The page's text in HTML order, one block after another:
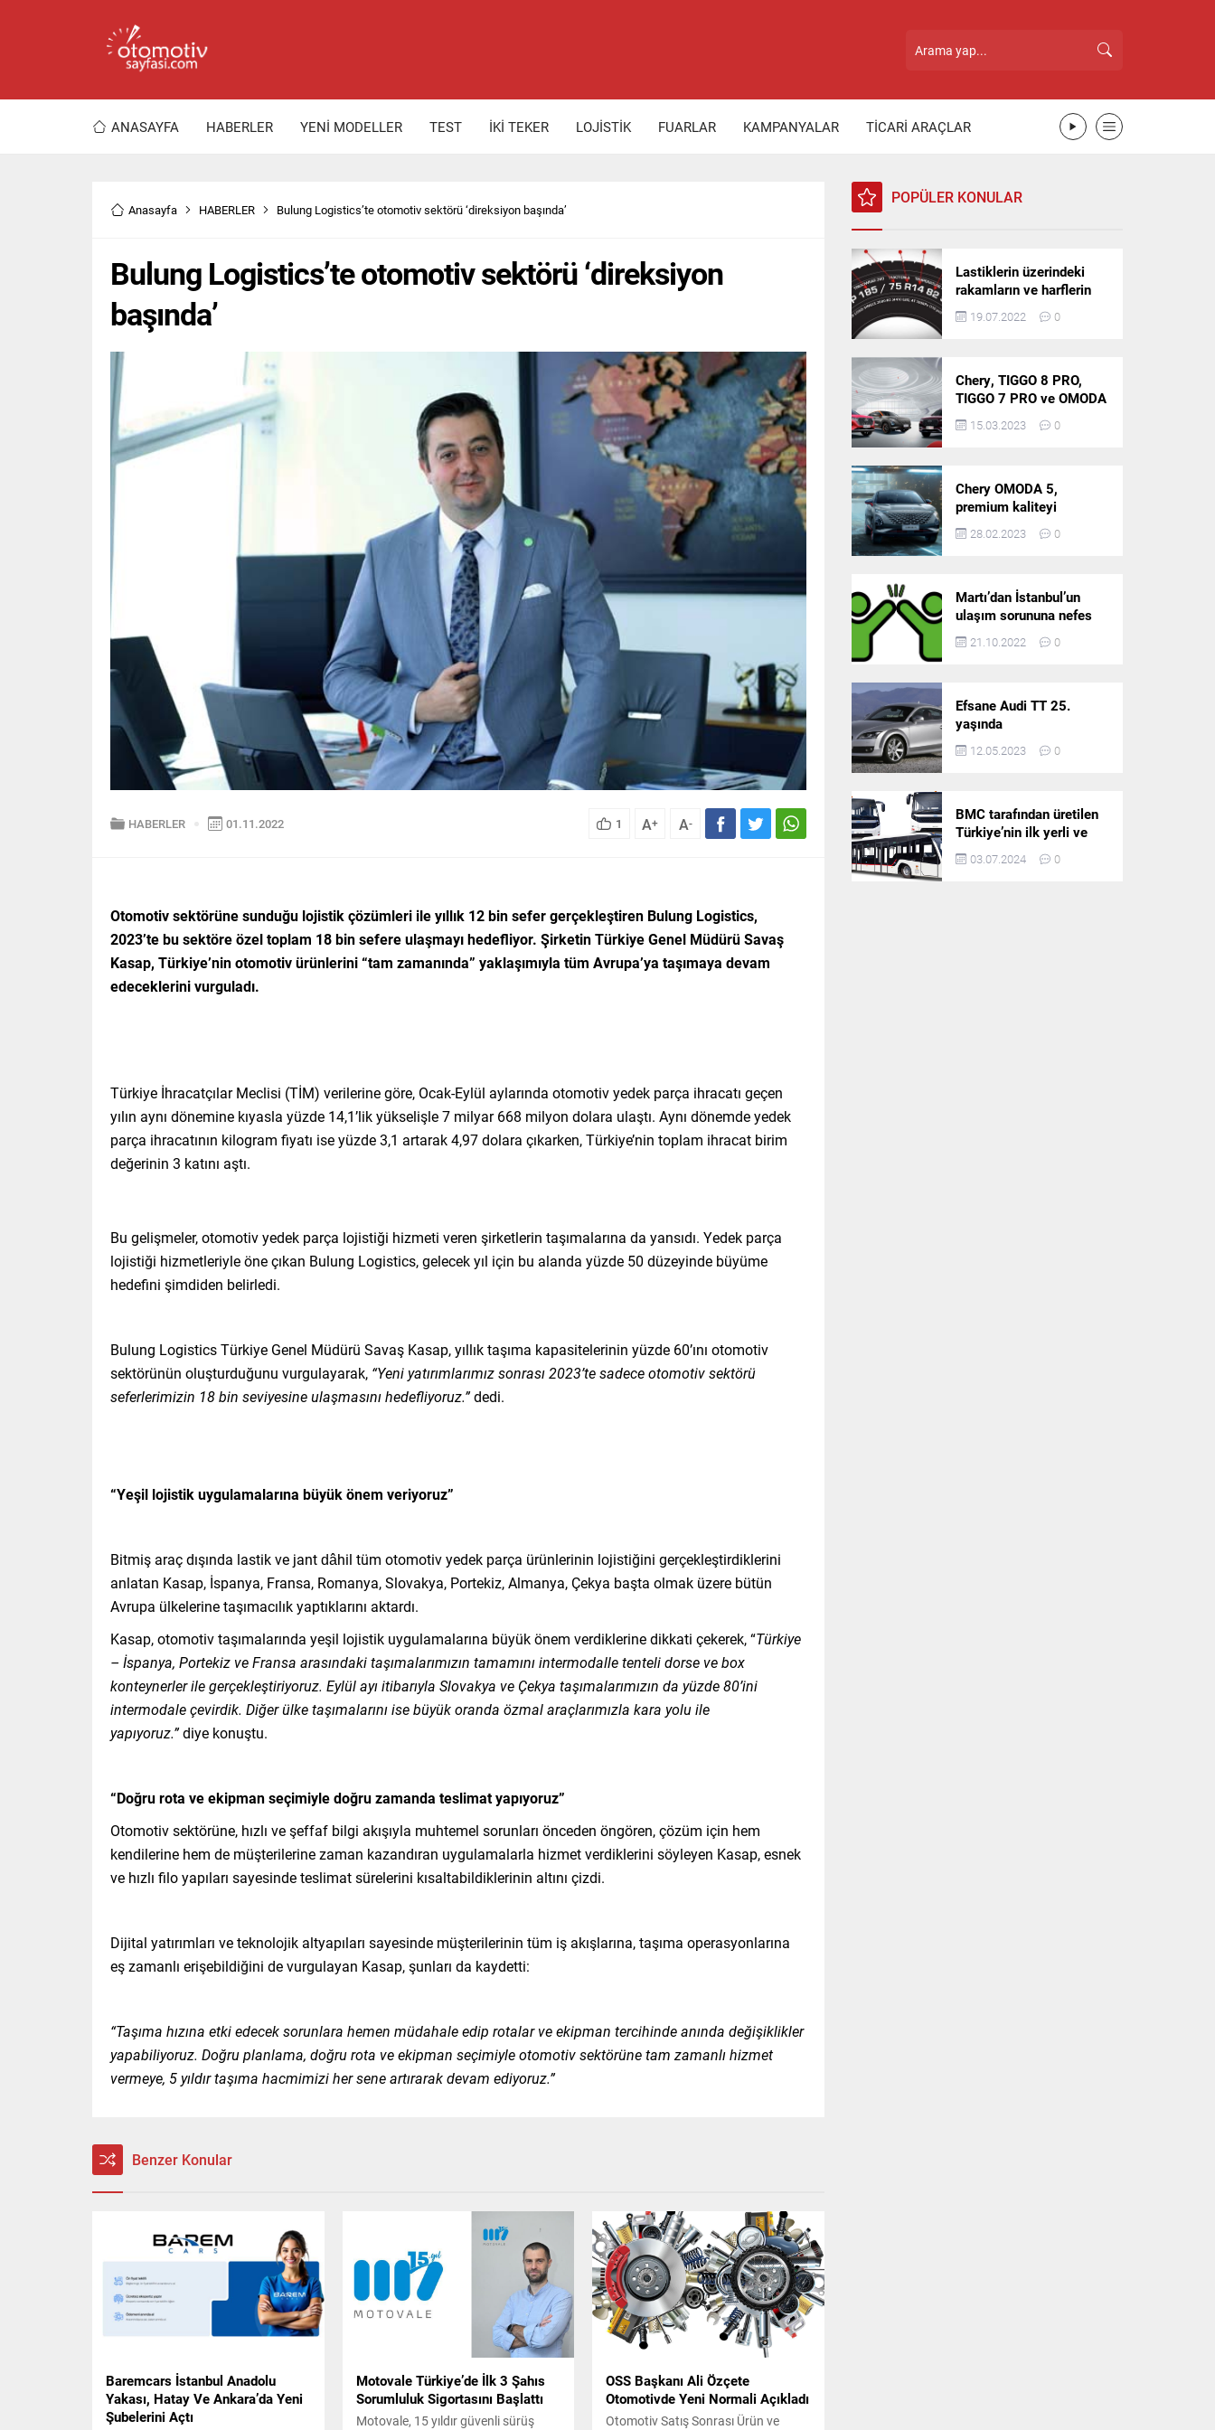
ANASAYFA HABERLER YENİ MODELLER TEST İKİ TEKER LOJİSTİK FUARLAR KAMPANYALAR TİCARİ ARAÇLAR
Anasayfa HABERLER Bulung Logistics’te otomotiv sektörü ‘direksiyon başında’
Bulung Logistics’te otomotiv sektörü ‘direksiyon
başında’
HABERLER 01.11.2022 1 A+ A-
Otomotiv sektörüne sunduğu lojistik çözümleri ile yıllık 12 bin sefer gerçekleştiren Bulung Logistics,
2023’te bu sektöre özel toplam 18 bin sefere ulaşmayı hedefliyor. Şirketin Türkiye Genel Müdürü Savaş
Kasap, Türkiye’nin otomotiv ürünlerini “tam zamanında” yaklaşımıyla tüm Avrupa’ya taşımaya devam
edeceklerini vurguladı.
Türkiye İhracatçılar Meclisi (TİM) verilerine göre, Ocak-Eylül aylarında otomotiv yedek parça ihracatı geçen
yılın aynı dönemine kıyasla yüzde 14,1’lik yükselişle 7 milyar 668 milyon dolara ulaştı. Aynı dönemde yedek
parça ihracatının kilogram fiyatı ise yüzde 3,1 artarak 4,97 dolara çıkarken, Türkiye’nin toplam ihracat birim
değerinin 3 katını aştı.
Bu gelişmeler, otomotiv yedek parça lojistiği hizmeti veren şirketlerin taşımalarına da yansıdı. Yedek parça
lojistiği hizmetleriyle öne çıkan Bulung Logistics, gelecek yıl için bu alanda yüzde 50 düzeyinde büyüme
hedefini şimdiden belirledi.
Bulung Logistics Türkiye Genel Müdürü Savaş Kasap, yıllık taşıma kapasitelerinin yüzde 60’ını otomotiv
sektörünün oluşturduğunu vurgulayarak, “Yeni yatırımlarımız sonrası 2023’te sadece otomotiv sektörü
seferlerimizin 18 bin seviyesine ulaşmasını hedefliyoruz.”dedi.
“Yeşil lojistik uygulamalarına büyük önem veriyoruz”
Bitmiş araç dışında lastik ve jant dâhil tüm otomotiv yedek parça ürünlerinin lojistiğini gerçekleştirdiklerini
anlatan Kasap, İspanya, Fransa, Romanya, Slovakya, Portekiz, Almanya, Çekya başta olmak üzere bütün
Avrupa ülkelerine taşımacılık yaptıklarını aktardı.
Kasap, otomotiv taşımalarında yeşil lojistik uygulamalarına büyük önem verdiklerine dikkati çekerek, “Türkiye
– İspanya, Portekiz ve Fransa arasındaki taşımalarımızın tamamını intermodalle tenteli dorse ve box
konteynerler ile gerçekleştiriyoruz. Eylül ayı itibarıyla Slovakya ve Çekya taşımalarımızın da yüzde 80’ini
intermodale çevirdik. Diğer ülke taşımalarını ise büyük oranda özmal araçlarımızla kara yolu ile
yapıyoruz.”diye konuştu.
“Doğru rota ve ekipman seçimiyle doğru zamanda teslimat yapıyoruz”
Otomotiv sektörüne, hızlı ve şeffaf bilgi akışıyla muhtemel sorunları önceden öngören, çözüm için hem
kendilerine hem de müşterilerine zaman kazandıran uygulamalarla hizmet verdiklerini söyleyen Kasap, esnek
ve hızlı filo yapıları sayesinde teslimat sürelerini kısaltabildiklerinin altını çizdi.
Dijital yatırımları ve teknolojik altyapıları sayesinde müşterilerinin tüm iş akışlarına, taşıma operasyonlarına
eş zamanlı erişebildiğini de vurgulayan Kasap, şunları da kaydetti:
“Taşıma hızına etki edecek sorunlara hemen müdahale edip rotalar ve ekipman tercihinde anında değişiklikler
yapabiliyoruz. Doğru planlama, doğru rota ve ekipman seçimiyle otomotiv sektörüne tam zamanlı hizmet
vermeye, 5 yıldır taşıma hacmimizi her sene artırarak devam ediyoruz.”
Benzer Konular
Baremcars İstanbul Anadolu
Yakası, Hatay Ve Ankara’da Yeni
Şubelerini Açtı
Motovale Türkiye’de İlk 3 Şahıs
Sorumluluk Sigortasını Başlattı
Motovale, 15 yıldır güvenli sürüş
OSS Başkanı Ali Özçete
Otomotivde Yeni Normali Açıkladı
Otomotiv Satış Sonrası Ürün ve
POPÜLER KONULAR
Lastiklerin üzerindeki
rakamların ve harflerin
anlamı nedir?
19.07.2022 0
Chery, TIGGO 8 PRO,
TIGGO 7 PRO ve OMODA
5’in resmi olarak
satışlarına başlıyor!
15.03.2023 0
Chery OMODA 5,
premium kaliteyi
Türkiye’de sunmaya
hazırlanıyor
28.02.2023 0
Martı’dan İstanbul’un
ulaşım sorununa nefes
aldıracak yeni
platform: Tek Araçla
21.10.2022 0
Efsane Audi TT 25.
yaşında
12.05.2023 0
BMC tarafından üretilen
Türkiye’nin ilk yerli ve
milli apron otobüsü
Neoport’a yurt dışından
03.07.2024 0